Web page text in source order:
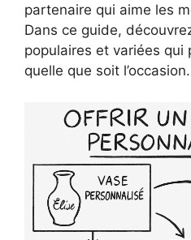
partenaire qui aime les
Dans ce guide,
populaires et variées qui
quelle que soit l’occasion.